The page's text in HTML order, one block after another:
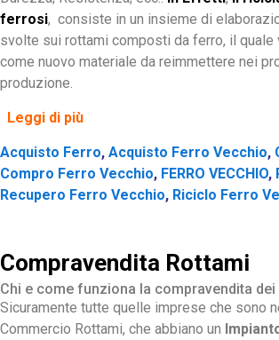
ferrosi, consiste in un insieme di
svolte sui rottami composti da ferro, il
come nuovo materiale da reimmettere nei
produzione.
Leggi di più
Acquisto Ferro, Acquisto Ferro Vecchio,
Compro Ferro Vecchio, FERRO VECCHIO,
Recupero Ferro Vecchio, Riciclo Ferro
Compravendita Rottami
Chi e come funziona la compravendita dei
Sicuramente tutte quelle imprese che sono
Commercio Rottami, che abbiano un